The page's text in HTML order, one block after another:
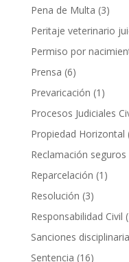
Pena de Multa (3)
Peritaje veterinario
Permiso por
Prensa (6)
Prevaricación (1)
Procesos Judiciales
Propiedad Horizontal
Reclamación seguros
Reparcelación (1)
Resolución (3)
Responsabilidad Civil
Sanciones
Sentencia (16)